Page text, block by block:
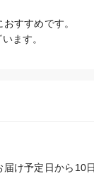
すすめです。
ます。
け予定日から10